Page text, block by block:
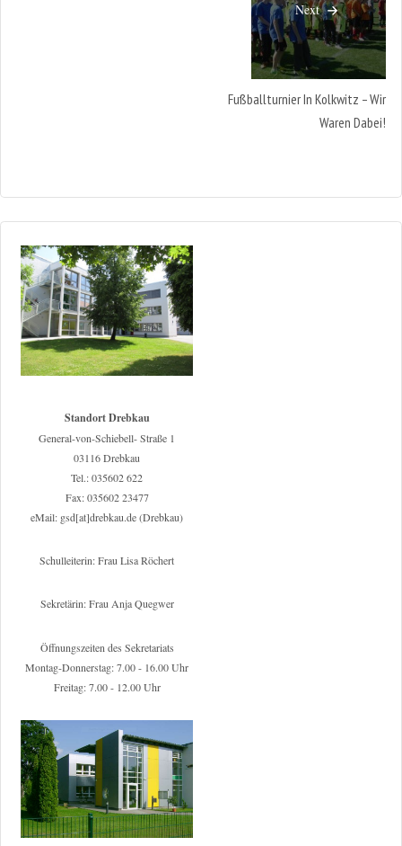
Next
Fußballturnier In Kolkwitz – Wir
Waren Dabei!
Standort Drebkau
General-von-Schiebell- Straße 1
03116 Drebkau
Tel.: 035602 622
Fax: 035602 23477
eMail: gsd[at]drebkau.de (Drebkau)
Schulleiterin: Frau Lisa Röchert
Sekretärin: Frau Anja Quegwer
Öffnungszeiten des Sekretariats
Montag-Donnerstag: 7.00 - 16.00 Uhr
Freitag: 7.00 - 12.00 Uhr